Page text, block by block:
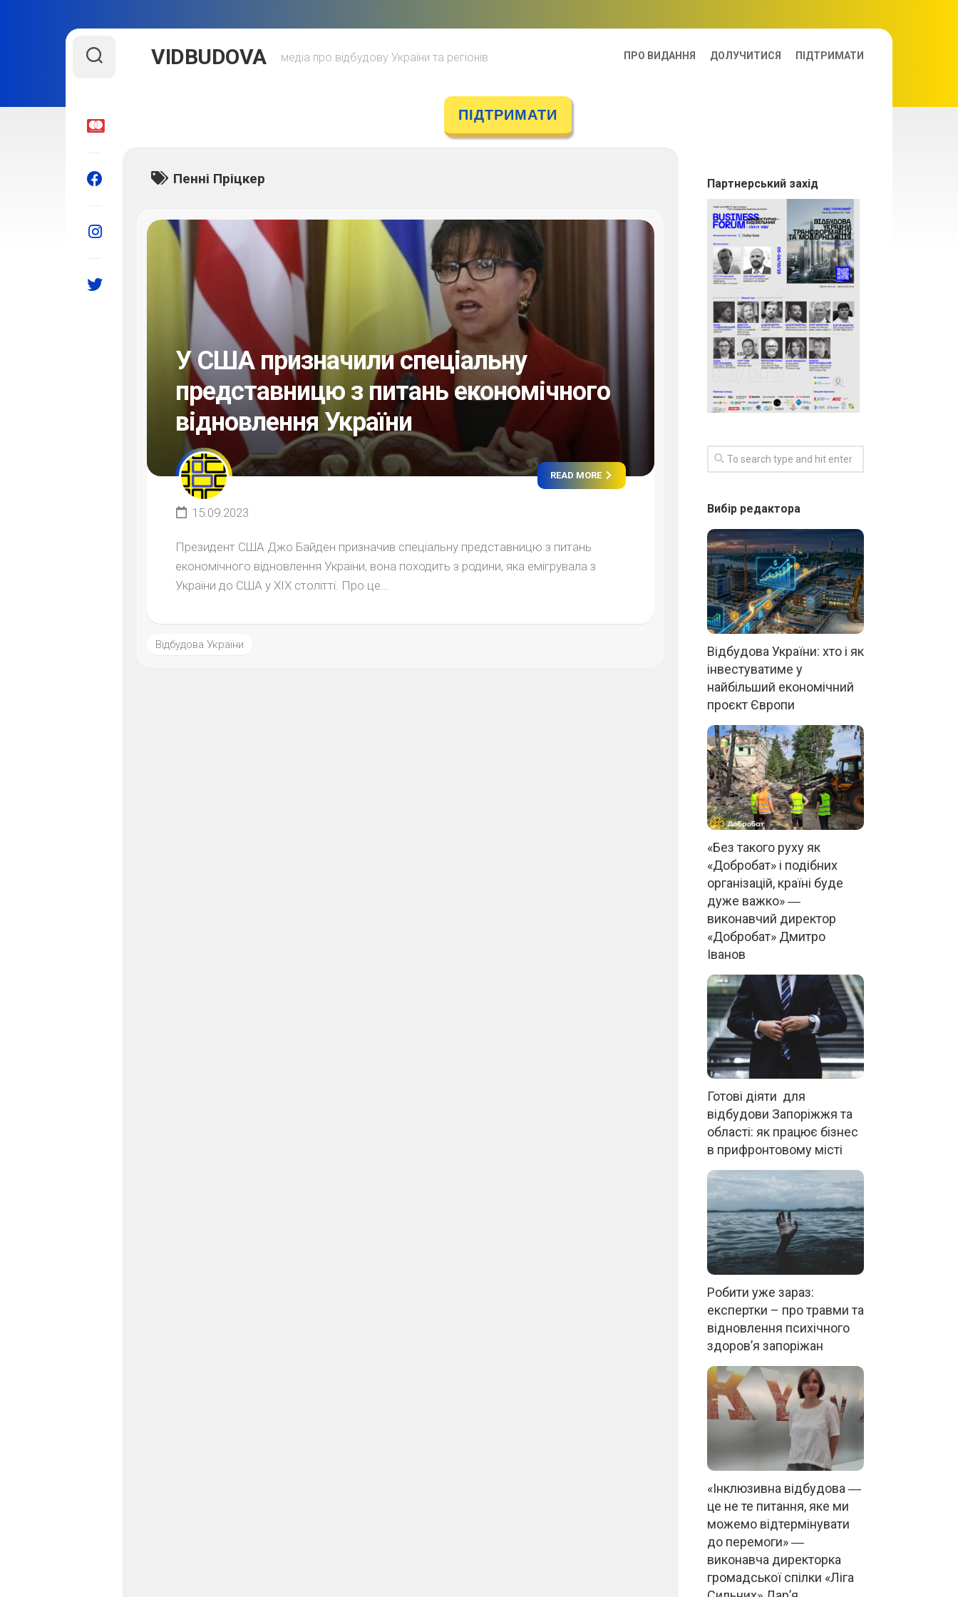
VIDBUDOVA медіа про відбудову України та регіонів ПРО ВИДАННЯ ДОЛУЧИТИСЯ ПІДТРИМАТИ
ПІДТРИМАТИ
Пенні Пріцкер
У США призначили спеціальну
представницю з питань економічного
відновлення України
READ MORE
15.09.2023
Президент США Джо Байден призначив спеціальну представницю з питань
економічного відновлення України, вона походить з родини, яка емігрувала з
України до США у ХІХ столітті. Про це...
Відбудова України
Партнерський захід
Вибір редактора
Відбудова України: хто і як
інвестуватиме у
найбільший економічний
проєкт Європи
«Без такого руху як
«Добробат» і подібних
організацій, країні буде
дуже важко» ―
виконавчий директор
«Добробат» Дмитро
Іванов
Готові діяти для
відбудови Запоріжжя та
області: як працює бізнес
в прифронтовому місті
Робити уже зараз:
експертки – про травми та
відновлення психічного
здоров’я запоріжан
«Інклюзивна відбудова ―
це не те питання, яке ми
можемо відтермінувати
до перемоги» ―
виконавча директорка
громадської спілки «Ліга